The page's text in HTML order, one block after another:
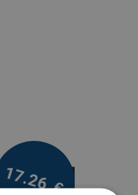
17.26 €